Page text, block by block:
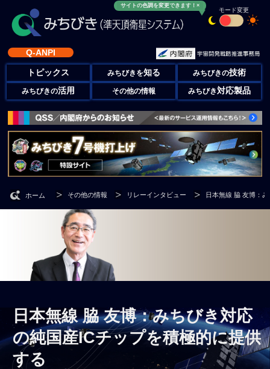
サイトの色調を変更できます！×
モード変更
Q-ANPI
トピックス みちびきを知る みちびきの技術
みちびきの活用 その他の情報 みちびき対応製品
ホーム その他の情報 リレーインタビュー 日本無線 脇 友博：
日本無線 脇 友博：みちびき対応
の純国産ICチップを積極的に提供
する